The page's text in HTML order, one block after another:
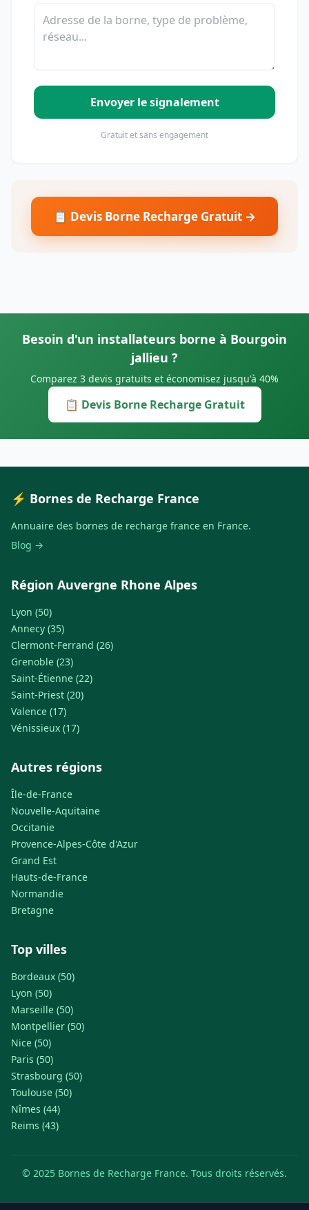
Envoyer le signalement
Gratuit et sans engagement
📋 Devis Borne Recharge Gratuit →
Besoin d'un installateurs borne à Bourgoin
jallieu ?
Comparez 3 devis gratuits et économisez jusqu'à 40%
📋 Devis Borne Recharge Gratuit
⚡ Bornes de Recharge France
Annuaire des bornes de recharge france en France.
Blog →
Région Auvergne Rhone Alpes
Lyon (50)
Annecy (35)
Clermont-Ferrand (26)
Grenoble (23)
Saint-Étienne (22)
Saint-Priest (20)
Valence (17)
Vénissieux (17)
Autres régions
Île-de-France
Nouvelle-Aquitaine
Occitanie
Provence-Alpes-Côte d'Azur
Grand Est
Hauts-de-France
Normandie
Bretagne
Top villes
Bordeaux (50)
Lyon (50)
Marseille (50)
Montpellier (50)
Nice (50)
Paris (50)
Strasbourg (50)
Toulouse (50)
Nîmes (44)
Reims (43)
© 2025 Bornes de Recharge France. Tous droits réservés.